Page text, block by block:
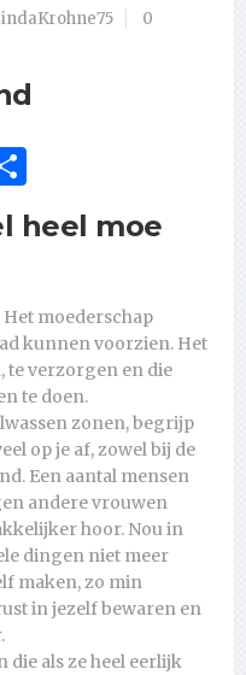
0
heel moe
Het moederschap
kunnen voorzien. Het
te verzorgen en die
te doen.
zonen, begrijp
op je af, zowel bij de
Een aantal mensen
andere vrouwen
hoor. Nou in
dingen niet meer
maken, zo min
in jezelf bewaren en
die als ze heel eerlijk